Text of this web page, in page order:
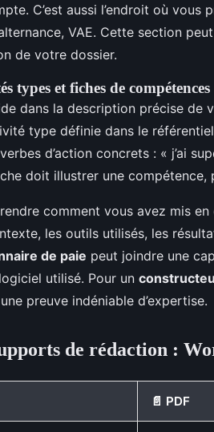
C’est aussi l’endroit où vous
VAE. Cette section
de votre dossier.
types et fiches de compétences
dans la description précise de
type définie dans le
d’action concrets : « j’ai
doit illustrer une compétence,
comment vous avez mis
les outils utilisés, les
de paie peut joindre une
utilisé. Pour un
preuve indéniable d’expertise.
de rédaction :
📄 PDF